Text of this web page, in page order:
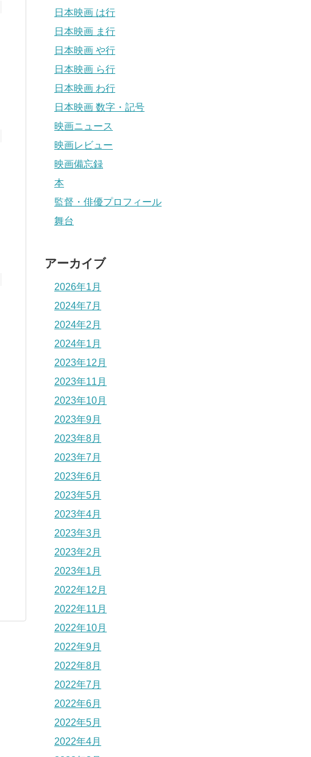
日本映画 は行
日本映画 ま行
日本映画 や行
日本映画 ら行
日本映画 わ行
日本映画 数字・記号
映画ニュース
映画レビュー
映画備忘録
本
監督・俳優プロフィール
舞台
アーカイブ
2026年1月
2024年7月
2024年2月
2024年1月
2023年12月
2023年11月
2023年10月
2023年9月
2023年8月
2023年7月
2023年6月
2023年5月
2023年4月
2023年3月
2023年2月
2023年1月
2022年12月
2022年11月
2022年10月
2022年9月
2022年8月
2022年7月
2022年6月
2022年5月
2022年4月